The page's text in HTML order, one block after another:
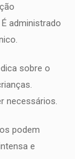
administrado
sobre o
necessários.
podem
e